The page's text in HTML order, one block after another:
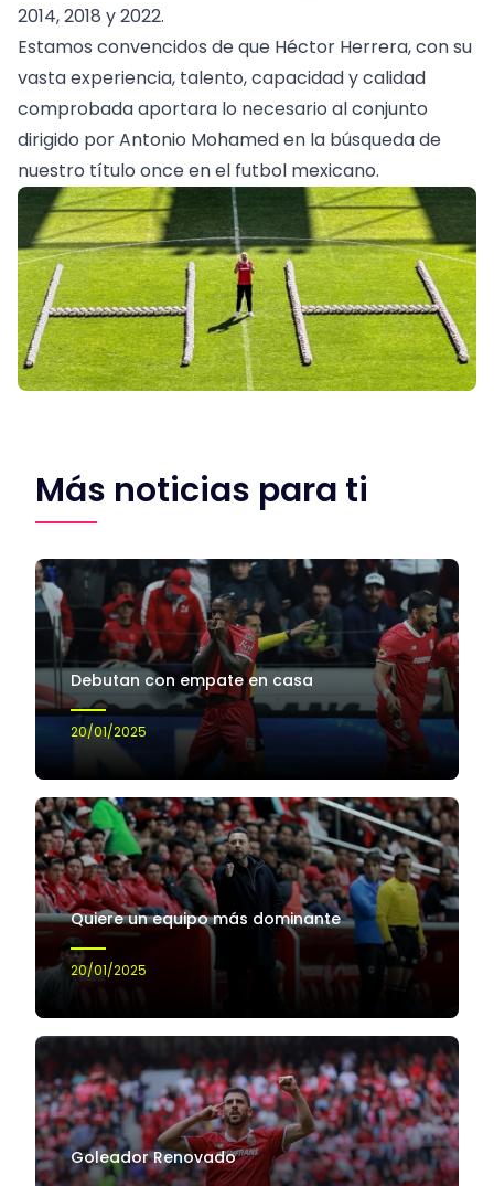
2014, 2018 y 2022.
Estamos convencidos de que Héctor Herrera, con su
vasta experiencia, talento, capacidad y calidad
comprobada aportara lo necesario al conjunto
dirigido por Antonio Mohamed en la búsqueda de
nuestro título once en el futbol mexicano.
Más noticias para ti
Debutan con empate en casa
20/01/2025
Quiere un equipo más dominante
20/01/2025
Goleador Renovado